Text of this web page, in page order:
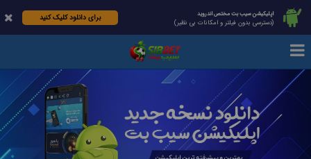
اپلیکیشن سیب بت مختص اندروید
(دسترسی بدون فیلتر و امکانات بی نظیر)
برای دانلود کلیک کنید